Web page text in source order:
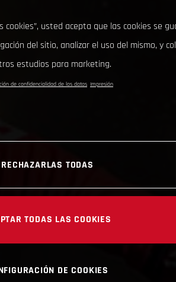
cookies”, usted acepta que las cookies se
del sitio, analizar el uso del mismo, y
estudios para marketing.
de confidencialidad de los datos Impresión
RECHAZARLAS TODAS
TODAS LAS COOKIES
DE COOKIES